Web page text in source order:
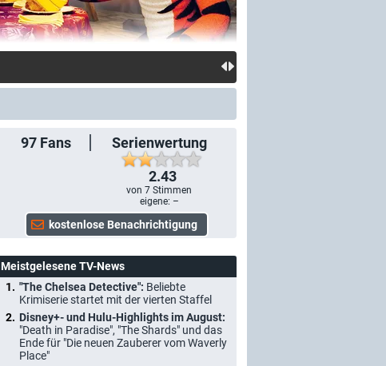
97 Fans
Serienwertung
2.43
von7 Stimmen
eigene: –
Meistgelesene TV-News
"The Chelsea Detective": Beliebte
Krimiserie startet mit der vierten Staffel
Disney+- und Hulu-Highlights im August:
"Death in Paradise", "The Shards" und das
Ende für "Die neuen Zauberer vom Waverly
Place"